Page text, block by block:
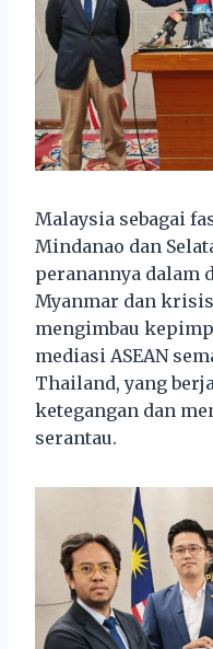
Malaysia sebagai
Mindanao dan
peranannya dalam
Myanmar dan
mengimbau
mediasi ASEAN
Thailand, yang
ketegangan dan
serantau.